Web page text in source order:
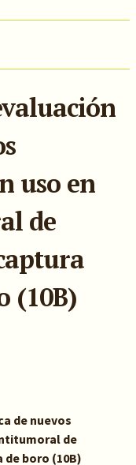
uso en
de
(10B)
de nuevos
de
boro (10B)